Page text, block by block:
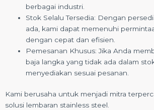
berbagai industri.
Stok Selalu Tersedia: Dengan
ada, kami dapat memenuhi
dengan cepat dan efisien.
Pemesanan Khusus: Jika Anda
baja langka yang tidak ada dalam
menyediakan sesuai pesanan.
Kami berusaha untuk menjadi mitra
solusi lembaran stainless steel.